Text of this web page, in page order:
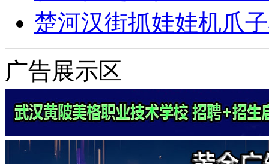
楚河汉街抓娃娃机爪
广告展示区